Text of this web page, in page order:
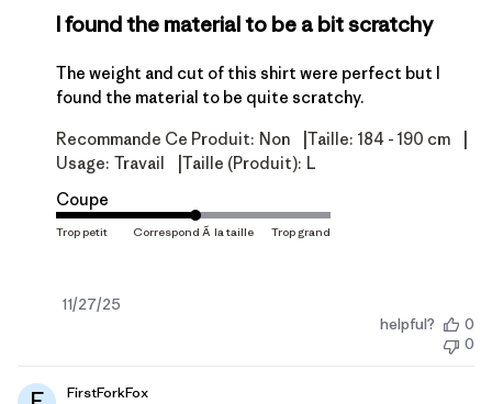
I found the material to be a bit scratchy
The weight and cut of this shirt were perfect but I
found the material to be quite scratchy.
Recommande Ce Produit: Non Taille: 184 - 190 cm
Usage: Travail Taille (produit): L
Coupe
Date
11/27/25
helpful?
0
0
FirstForkFox